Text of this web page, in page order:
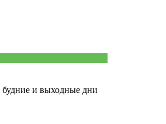
будние и выходные дни